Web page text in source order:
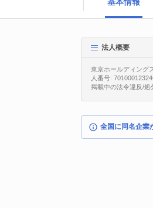
法人概要
東京ホールディング
人番号:
掲載中の法令違反/処
全国に同名企業